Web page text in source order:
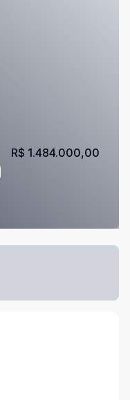
R$ 1.484.000,00